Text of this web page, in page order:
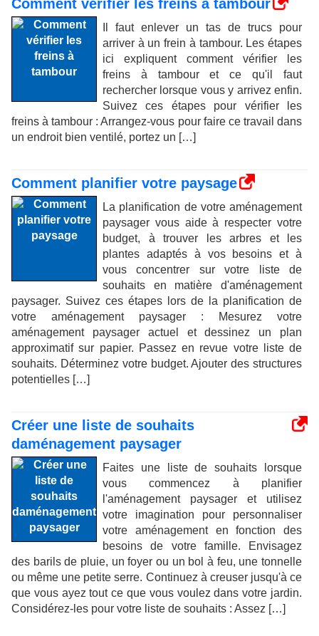
Comment vérifier les freins à tambour
Il faut enlever un tas de trucs pour
arriver à un frein à tambour. Les étapes
ici expliquent comment vérifier les
freins à tambour et ce qu'il faut
rechercher lorsque vous y arrivez enfin.
Suivez ces étapes pour vérifier les
freins à tambour : Arrangez-vous pour faire ce travail dans
un endroit bien ventilé, portez un […]
Comment planifier votre paysage
La planification de votre aménagement
paysager vous aide à respecter votre
budget, à trouver les arbres et les
plantes adaptés à vos besoins et à
vous concentrer sur votre liste de
souhaits en matière d'aménagement
paysager. Suivez ces étapes lors de la planification de
votre aménagement paysager : Mesurez votre
aménagement paysager actuel et dessinez un plan
approximatif sur papier. Passez en revue votre liste de
souhaits. Déterminez votre budget. Ajouter des structures
potentielles […]
Créer une liste de souhaits
daménagement paysager
Faites une liste de souhaits lorsque
vous commencez à planifier
l'aménagement paysager et utilisez
votre imagination pour personnaliser
votre aménagement en fonction des
besoins de votre famille. Envisagez
des barils de pluie, un foyer ou un bol à feu, une tonnelle
ou même une petite serre. Continuez à creuser jusqu'à ce
que vous ayez tout ce que vous voulez dans votre jardin.
Considérez-les pour votre liste de souhaits : Assez […]